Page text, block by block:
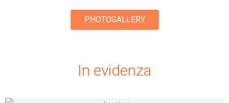
PHOTOGALLERY
In evidenza